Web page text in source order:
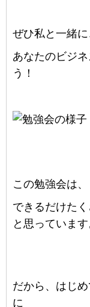
ぜひ私 と一緒に
あなたのビジ
う！
この勉強会は、
できるだけた
と思っています
だから、はじ
に